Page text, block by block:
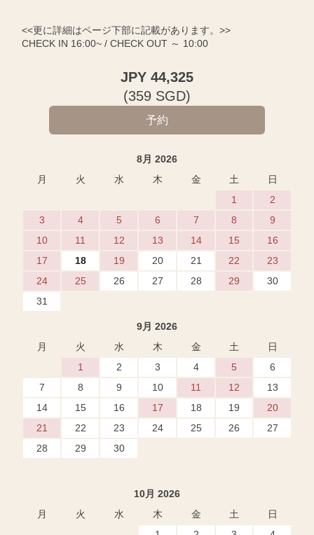
<<更に詳細はページ下部に記載があります。>>
CHECK IN 16:00~ / CHECK OUT ～ 10:00
JPY 44,325
(359 SGD)
8月 2026
月
火 水 木 金 土
日
1
2
3
4 5 6 7 8
9
10
11 12 13 14 15
16
17
18 19 20 21 22
23
24
25 26 27 28 29
30
31
9月 2026
月
火 水 木 金 土
日
1
2 3 4 5
6
7
8 9 10 11 12
13
14
15 16 17 18 19
20
21
22 23 24 25 26
27
28
29 30
10月 2026
月
火 水 木 金 土
日